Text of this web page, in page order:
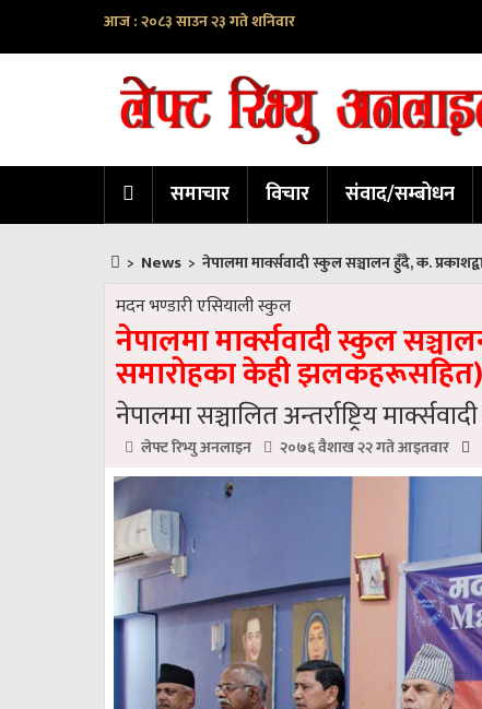
आज : २०८३ साउन २३ गते शनिवार
समाचार विचार संवाद/सम्बोधन
> News > नेपालमा मार्क्सवादी स्कुल सञ्चालन हुँदै, क.
मदन भण्डारी एसियाली स्कुल
नेपालमा मार्क्सवादी स्कुल
समारोहका केही झलकहरूसहित)
नेपालमा सञ्चालित अन्तर्राष्ट्रिय
लेफ्ट रिभ्यु अनलाइन २०७६ वैशाख २२ गते आइतवार